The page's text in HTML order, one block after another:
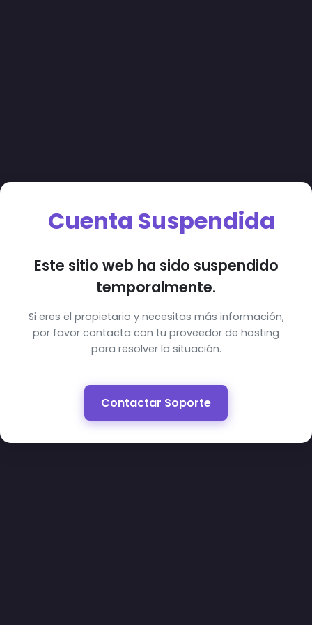
Cuenta Suspendida
Este sitio web ha sido suspendido
temporalmente.
Si eres el propietario y necesitas más información,
por favor contacta con tu proveedor de hosting
para resolver la situación.
Contactar Soporte